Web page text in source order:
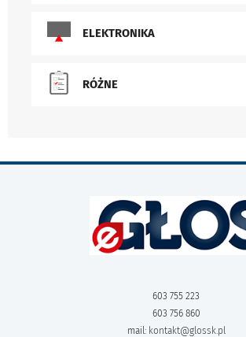
ELEKTRONIKA
RÓŻNE
603 755 223
603 756 860
mail: kontakt@glossk.pl